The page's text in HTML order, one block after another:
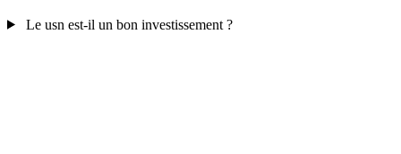
Le usn est-il un bon investissement ?